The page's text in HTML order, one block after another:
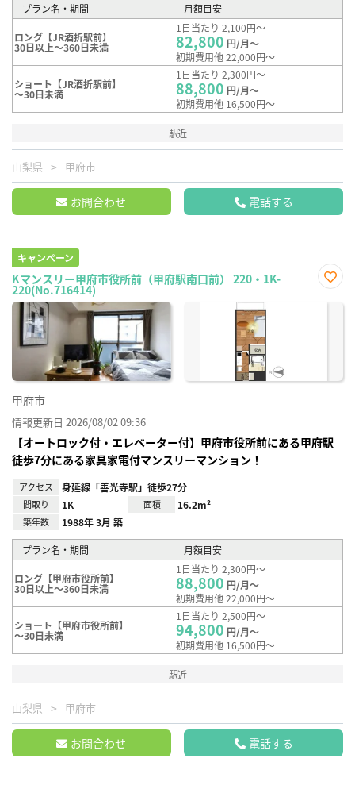
プラン名・期間 月額目安
ロング【JR酒折駅前】
30日以上～360日未満
1日当たり 2,100円～
82,800 円/月～
初期費用他 22,000円～
ショート【JR酒折駅前】
～30日未満
1日当たり 2,300円～
88,800 円/月～
初期費用他 16,500円～
駅近
山梨県 甲府市
お問合わせ 電話する
キャンペーン
Kマンスリー甲府市役所前（甲府駅南口前） 220・1K-
220(No.716414)
に入
甲府市
情報更新日 2026/08/02 09:36
【オートロック付・エレベーター付】甲府市役所前にある甲府駅
徒歩7分にある家具家電付マンスリーマンション！
アクセス 身延線「善光寺駅」徒歩27分
間取り 1K 面積 16.2m²
築年数 1988年 3月 築
プラン名・期間 月額目安
ロング【甲府市役所前】
30日以上～360日未満
1日当たり 2,300円～
88,800 円/月～
初期費用他 22,000円～
ショート【甲府市役所前】
～30日未満
1日当たり 2,500円～
94,800 円/月～
初期費用他 16,500円～
駅近
山梨県 甲府市
お問合わせ 電話する